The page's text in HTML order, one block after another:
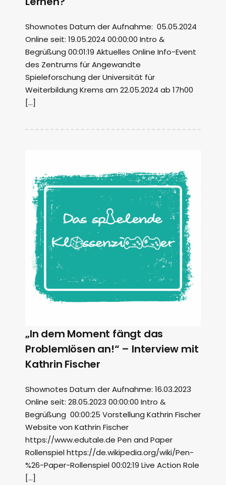
Shownotes Datum der Aufnahme: 05.05.2024
Online seit: 19.05.2024 00:00:00 Intro &
Begrüßung 00:01:19 Aktuelles Online Info-Event
des Zentrums für Angewandte
Spieleforschung der Universität für
Weiterbildung Krems am 22.05.2024 ab 17h00
[…]
„In dem Moment fängt das
Problemlösen an!“ – Interview mit
Kathrin Fischer
Shownotes Datum der Aufnahme: 16.03.2023
Online seit: 28.05.2023 00:00:00 Intro &
Begrüßung 00:00:25 Vorstellung Kathrin Fischer
Website von Kathrin Fischer
https://www.edutale.de Pen and Paper
Rollenspiel https://de.wikipedia.org/wiki/Pen-
%26-Paper-Rollenspiel 00:02:19 Live Action Role
[…]